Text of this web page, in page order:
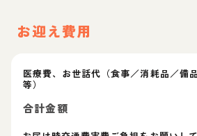
お迎え費用
医療費、お世話代（食事／消耗品／備品
等）
合計金額